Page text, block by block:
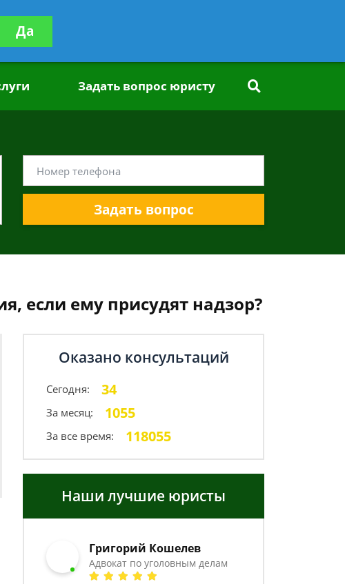
бесплатно
Задать вопрос юристу
Задать вопрос
если ему присудят надзор?
Оказано консультаций
Сегодня: 34
За месяц: 1055
За все время: 118055
Наши лучшие юристы
Григорий Кошелев
Адвокат по уголовным делам
Да